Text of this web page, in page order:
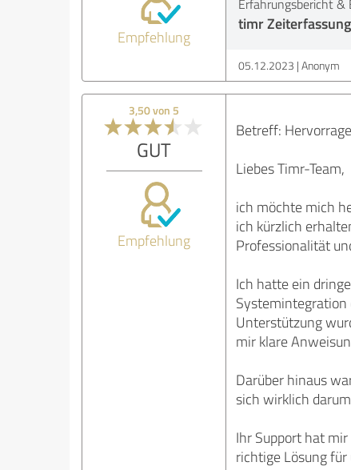
Empfehlung
Erfahrungsbericht &
timr Zeiterfassung
05.12.2023 Anonym
3,50 von 5
GUT
Empfehlung
Betreff:
Liebes Timr-Team,
ich möchte mich
ich kürzlich
Professionalität
Ich hatte ein
Systemintegration
Unterstützung
mir klare
Darüber hinaus
sich wirklich
Ihr Support hat
richtige Lösung